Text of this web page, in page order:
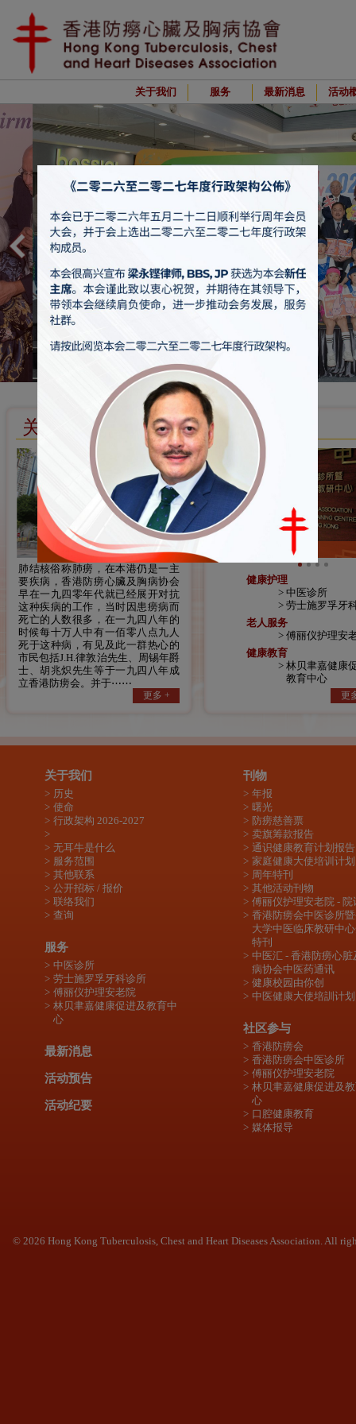
关于我们 服务 最新消息 活动
关于我们
肺结核俗称肺痨，在本港仍是一主
要疾病，香港防痨心臟及胸病协会
早在一九四零年代就已经展开对抗
这种疾病的工作，当时因患痨病而
死亡的人数很多，在一九四八年的
时候每十万人中有一佰零八点九人
死于这种病，有见及此一群热心的
市民包括J.H.律敦治先生、周锡年爵
士、胡兆炽先生等于一九四八年成
立香港防痨会。并于⋯⋯
更多 +
服务
中医诊所
健康护理
中医诊所
劳士施罗孚牙
老人服务
傅丽仪护理安
健康教育
林贝聿嘉健康
教育中心
更
关于我们
历史
使命
行政架构 2026-2027
无耳牛是什么
服务范围
其他联系
公开招标 / 报价
联络我们
查询
服务
中医诊所
劳士施罗孚牙科诊所
傅丽仪护理安老院
林贝聿嘉健康促进及教育中
心
最新消息
活动预告
活动纪要
刊物
年报
曙光
防痨慈善票
卖旗筹款报告
通识健康教育计划报告
家庭健康大使培训计划
周年特刊
其他活动刊物
傅丽仪护理安老院 - 院
香港防痨会中医诊所
大学中医临床教研中
特刊
中医汇 - 香港防痨心脏
病协会中医药通讯
健康校园由你创
中医健康大使培訓计划
社区参与
香港防痨会
香港防痨会中医诊所
傅丽仪护理安老院
林贝聿嘉健康促进及
心
口腔健康教育
媒体报导
© 2026 Hong Kong Tuberculosis, Chest and Heart Diseases Association. All